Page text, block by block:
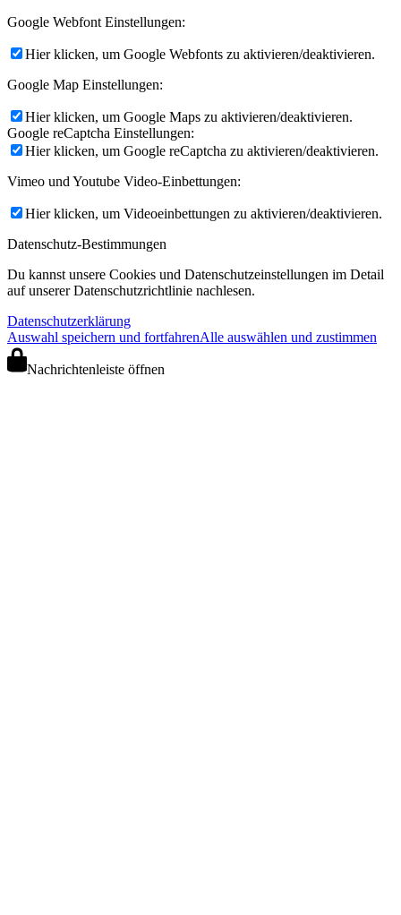
Google Webfont Einstellungen:
Hier klicken, um Google Webfonts zu aktivieren/deaktivieren.
Google Map Einstellungen:
Hier klicken, um Google Maps zu aktivieren/deaktivieren.
Google reCaptcha Einstellungen:
Hier klicken, um Google reCaptcha zu aktivieren/deaktivieren.
Vimeo und Youtube Video-Einbettungen:
Hier klicken, um Videoeinbettungen zu aktivieren/deaktivieren.
Datenschutz-Bestimmungen
Du kannst unsere Cookies und Datenschutzeinstellungen im Detail
auf unserer Datenschutzrichtlinie nachlesen.
Datenschutzerklärung
Auswahl speichern und fortfahrenAlle auswählen und zustimmen
Nachrichtenleiste öffnen